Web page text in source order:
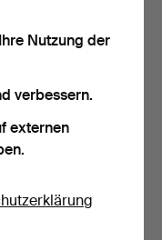
Nutzung der
verbessern.
externen